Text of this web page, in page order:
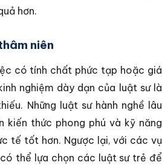
hơn.
niên
có tính chất phức tạp hoặc giá
nghiệm dày dạn của luật sư là
Những luật sư hành nghề lâu
kiến thức phong phú và kỹ năng
tế tốt hơn. Ngược lại, với các vụ
thể lựa chọn các luật sư trẻ để